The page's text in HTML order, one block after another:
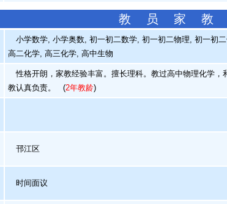
教 员 家 教
小学数学, 小学奥数, 初一初二数学, 初一初二物理, 初一初
高二化学, 高三化学, 高中生物
性格开朗，家教经验丰富。擅长理科。教过高中物理化学
教认真负责。
(2年教龄)
邗江区
时间面议